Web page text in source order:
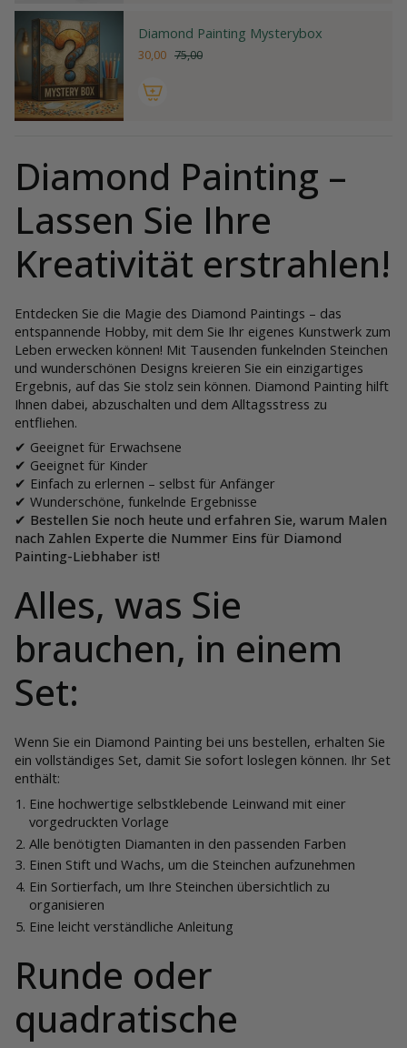
Diamond Painting Mysterybox
30,00 75,00
Diamond Painting –
Lassen Sie Ihre
Kreativität erstrahlen!
Entdecken Sie die Magie des Diamond Paintings – das
entspannende Hobby, mit dem Sie Ihr eigenes Kunstwerk zum
Leben erwecken können! Mit Tausenden funkelnden Steinchen
und wunderschönen Designs kreieren Sie ein einzigartiges
Ergebnis, auf das Sie stolz sein können. Diamond Painting hilft
Ihnen dabei, abzuschalten und dem Alltagsstress zu
entfliehen.
✔ Geeignet für Erwachsene
✔ Geeignet für Kinder
✔ Einfach zu erlernen – selbst für Anfänger
✔ Wunderschöne, funkelnde Ergebnisse
✔ Bestellen Sie noch heute und erfahren Sie, warum Malen
nach Zahlen Experte die Nummer Eins für Diamond
Painting-Liebhaber ist!
Alles, was Sie
brauchen, in einem
Set:
Wenn Sie ein Diamond Painting bei uns bestellen, erhalten Sie
ein vollständiges Set, damit Sie sofort loslegen können. Ihr Set
enthält:
Eine hochwertige selbstklebende Leinwand mit einer
vorgedruckten Vorlage
Alle benötigten Diamanten in den passenden Farben
Einen Stift und Wachs, um die Steinchen aufzunehmen
Ein Sortierfach, um Ihre Steinchen übersichtlich zu
organisieren
Eine leicht verständliche Anleitung
Runde oder
quadratische